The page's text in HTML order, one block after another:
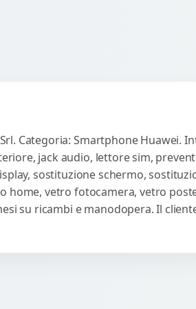
Categoria: Smartphone Huawei.
jack audio, lettore sim,
sostituzione schermo,
home, vetro fotocamera, vetro
su ricambi e manodopera. Il